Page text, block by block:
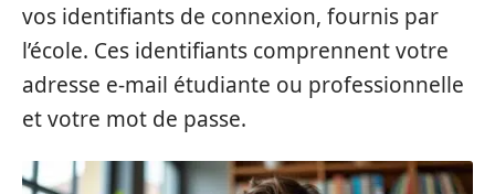
vos identifiants de connexion, fournis par
l’école. Ces identifiants comprennent votre
adresse e-mail étudiante ou professionnelle
et votre mot de passe.